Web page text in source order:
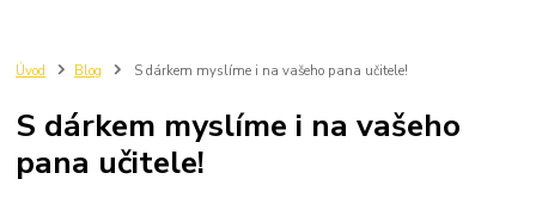
Úvod Blog S dárkem myslíme i na vašeho pana učitele!
S dárkem myslíme i na vašeho
pana učitele!